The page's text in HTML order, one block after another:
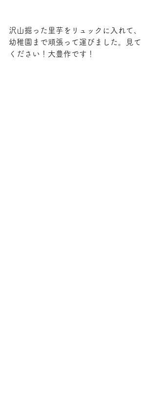
沢山掘った里芋をリュックに入れて、
幼稚園まで頑張って運びました。見て
ください！大豊作です！